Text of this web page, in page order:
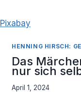
Pixabay
HENNING HIRSCH:
Das
nur sich
April 1, 2024